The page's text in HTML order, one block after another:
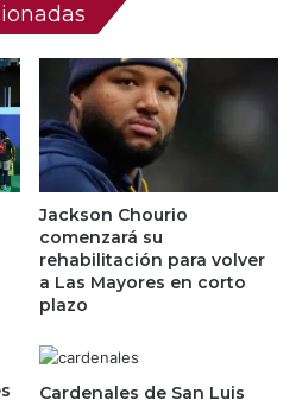
Jackson Chourio
comenzará su
rehabilitación para volver
a Las Mayores en corto
plazo
Cardenales de San Luis